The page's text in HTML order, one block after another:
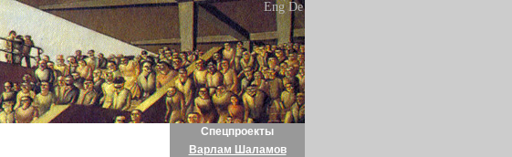
Eng De
Спецпроекты
Варлам Шаламов